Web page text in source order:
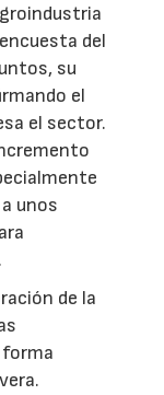
del
su
el
el sector.
unos
de la